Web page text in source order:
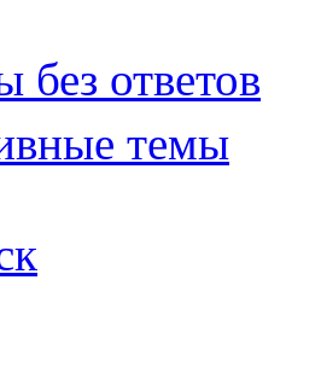
без ответов
темы